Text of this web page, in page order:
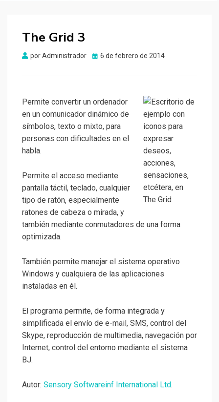
The Grid 3
porAdministrador
Publicado
6 de febrero de 2014
Permite convertir un ordenador
en un comunicador dinámico de
símbolos, texto o mixto, para
personas con dificultades en el
habla.
Permite el acceso mediante
pantalla táctil, teclado, cualquier
tipo de ratón, especialmente
ratones de cabeza o mirada, y
también mediante conmutadores de una forma
optimizada.
También permite manejar el sistema operativo
Windows y cualquiera de las aplicaciones
instaladas en él.
El programa permite, de forma integrada y
simplificada el envío de e-mail, SMS, control del
Skype, reproducción de multimedia, navegación por
Internet, control del entorno mediante el sistema
BJ.
Autor: Sensory Softwareinf International Ltd.